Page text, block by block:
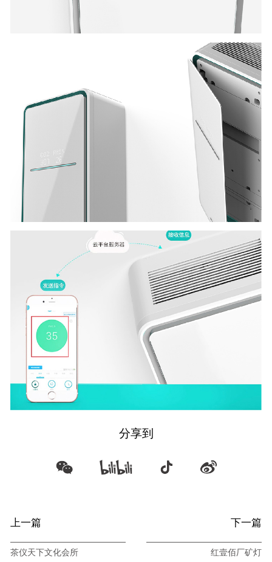
分享到
上一篇
茶仪天下文化会所
下一篇
红壹佰厂矿灯